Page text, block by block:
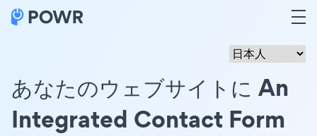
あなたのウェブサイトに An
Integrated Contact Form